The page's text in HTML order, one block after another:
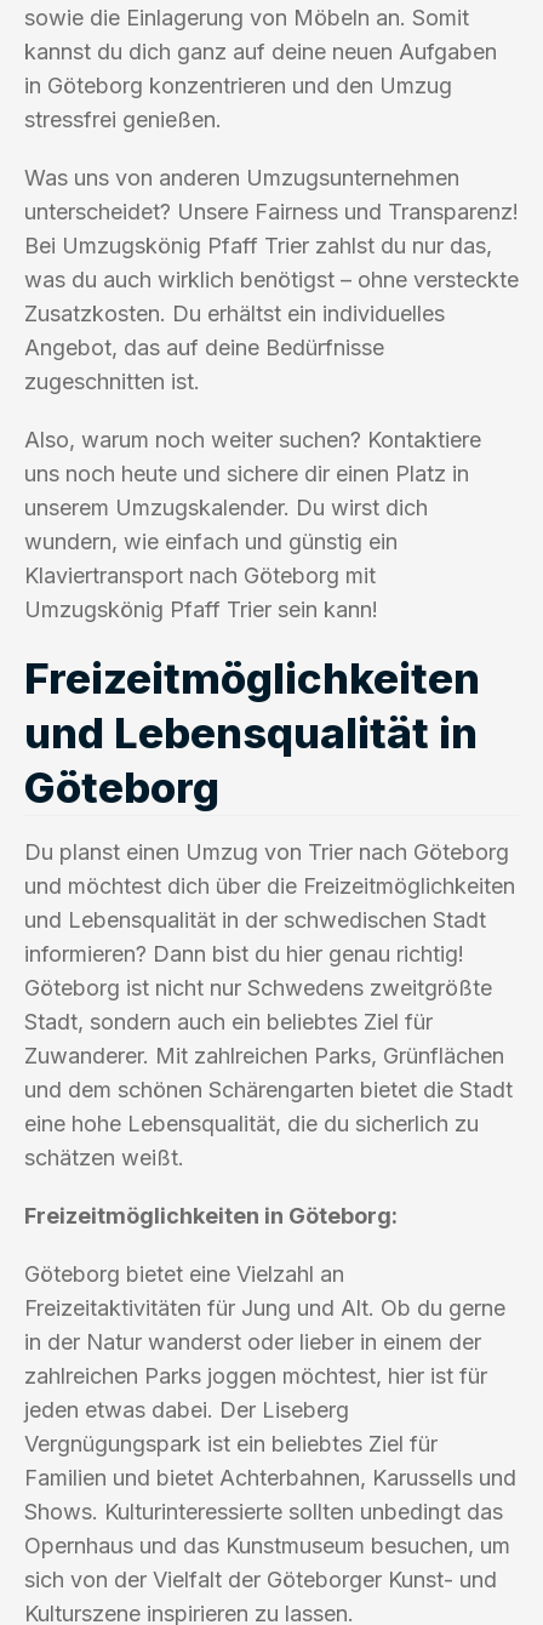
sowie die Einlagerung von Möbeln an. Somit
kannst du dich ganz auf deine neuen Aufgaben
in Göteborg konzentrieren und den Umzug
stressfrei genießen.
Was uns von anderen Umzugsunternehmen
unterscheidet? Unsere Fairness und Transparenz!
Bei Umzugskönig Pfaff Trier zahlst du nur das,
was du auch wirklich benötigst – ohne versteckte
Zusatzkosten. Du erhältst ein individuelles
Angebot, das auf deine Bedürfnisse
zugeschnitten ist.
Also, warum noch weiter suchen? Kontaktiere
uns noch heute und sichere dir einen Platz in
unserem Umzugskalender. Du wirst dich
wundern, wie einfach und günstig ein
Klaviertransport nach Göteborg mit
Umzugskönig Pfaff Trier sein kann!
Freizeitmöglichkeiten
und Lebensqualität in
Göteborg
Du planst einen Umzug von Trier nach Göteborg
und möchtest dich über die Freizeitmöglichkeiten
und Lebensqualität in der schwedischen Stadt
informieren? Dann bist du hier genau richtig!
Göteborg ist nicht nur Schwedens zweitgrößte
Stadt, sondern auch ein beliebtes Ziel für
Zuwanderer. Mit zahlreichen Parks, Grünflächen
und dem schönen Schärengarten bietet die Stadt
eine hohe Lebensqualität, die du sicherlich zu
schätzen weißt.
Freizeitmöglichkeiten in Göteborg:
Göteborg bietet eine Vielzahl an
Freizeitaktivitäten für Jung und Alt. Ob du gerne
in der Natur wanderst oder lieber in einem der
zahlreichen Parks joggen möchtest, hier ist für
jeden etwas dabei. Der Liseberg
Vergnügungspark ist ein beliebtes Ziel für
Familien und bietet Achterbahnen, Karussells und
Shows. Kulturinteressierte sollten unbedingt das
Opernhaus und das Kunstmuseum besuchen, um
sich von der Vielfalt der Göteborger Kunst- und
Kulturszene inspirieren zu lassen.